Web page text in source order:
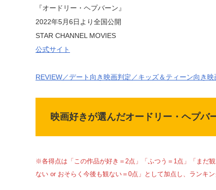
『オードリー・ヘプバーン』
2022年5月6日より全国公開
STAR CHANNEL MOVIES
公式サイト
REVIEW／デート向き映画判定／キッズ＆ティーン向き映
映画好きが選んだオードリー・ヘプバ
※各得点は「この作品が好き＝2点」「ふつう＝1点」「まだ
ない or おそらく今後も観ない＝0点」として加点し、ランキン